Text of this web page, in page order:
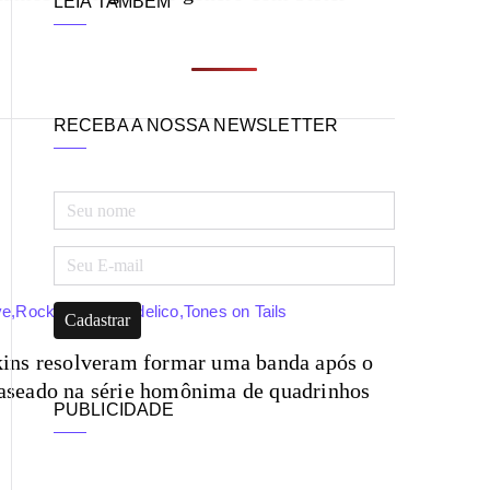
,Rock rock psicodelico,Tones on Tails
resolveram formar uma banda após o
na série homônima de quadrinhos
m t
RECEBA A NOSSA NEWSLETTER
PUBLICIDADE